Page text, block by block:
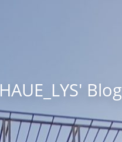
HAUE_LYS' Blog